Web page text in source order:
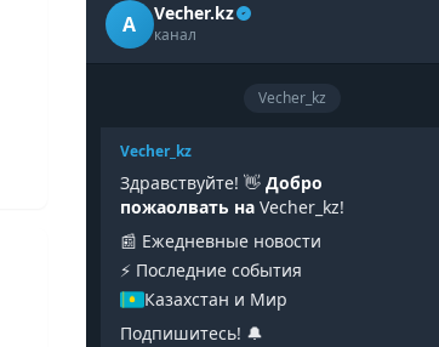
A Vecher.kz
канал
Vecher_kz
Vecher_kz
Здравствуйте! 👋 Добро
пожаолвать наVecher_kz!
📰 Ежедневные новости
⚡️ Последние события
Казахстан и Мир
Подпишитесь! 🔔